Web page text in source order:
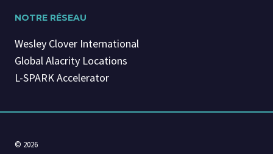
NOTRE RÉSEAU
Wesley Clover International
Global Alacrity Locations
L-SPARK Accelerator
© 2026